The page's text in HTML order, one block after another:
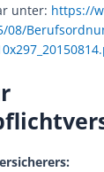
unter: https://
08/